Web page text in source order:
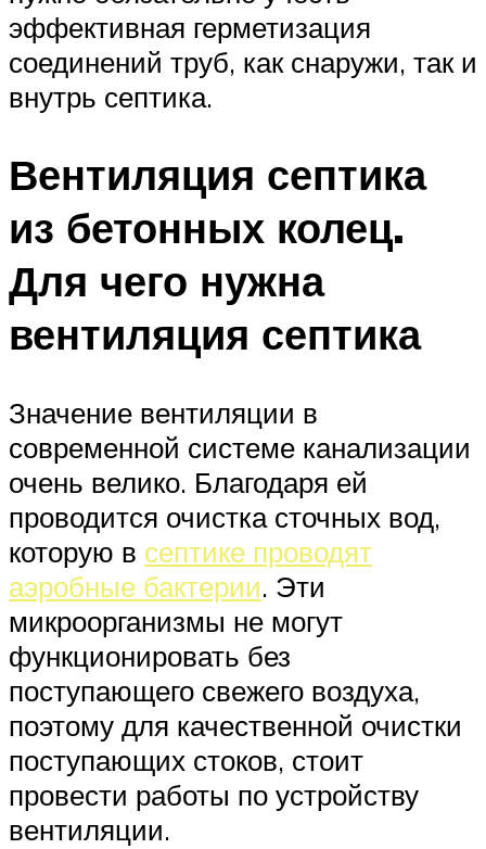
эффективная герметизация
соединений труб, как снаружи, так и
внутрь септика.
Вентиляция септика
из бетонных колец.
Для чего нужна
вентиляция септика
Значение вентиляции в
современной системе канализации
очень велико. Благодаря ей
проводится очистка сточных вод,
которую в септике проводят
аэробные бактерии. Эти
микроорганизмы не могут
функционировать без
поступающего свежего воздуха,
поэтому для качественной очистки
поступающих стоков, стоит
провести работы по устройству
вентиляции.